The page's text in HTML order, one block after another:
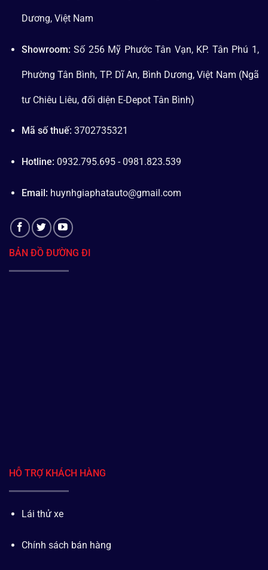
Dương, Việt Nam
Showroom: Số 256 Mỹ Phước Tân Vạn, KP. Tân Phú 1,
Phường Tân Bình, TP. Dĩ An, Bình Dương, Việt Nam (Ngã
tư Chiêu Liêu, đối diện E-Depot Tân Bình)
Mã số thuế: 3702735321
Hotline: 0932.795.695 - 0981.823.539
Email: huynhgiaphatauto@gmail.com
BẢN ĐỒ ĐƯỜNG ĐI
HỖ TRỢ KHÁCH HÀNG
Lái thử xe
Chính sách bán hàng